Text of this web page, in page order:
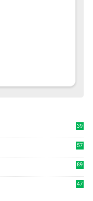
39
57
89
47